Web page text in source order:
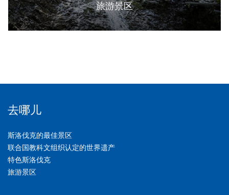
旅游景区
去哪儿
斯洛伐克的最佳景区
联合国教科文组织认定的世界遗产
特色斯洛伐克
旅游景区